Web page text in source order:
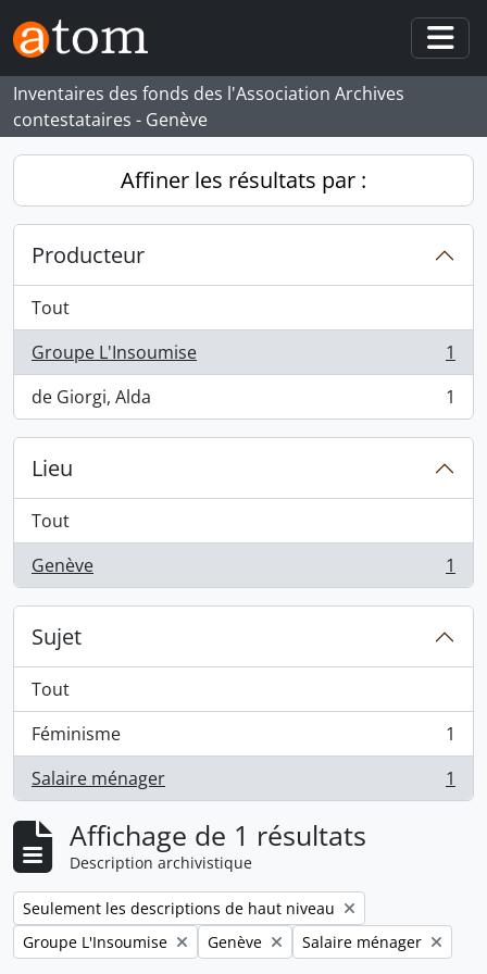
Skip to main content
Inventaires des fonds des l'Association Archives
contestataires - Genève
Affiner les résultats par :
Producteur
Tout
Groupe L'Insoumise
, 1 résultats
1
de Giorgi, Alda
, 1 résultats 1
Lieu
Tout
Genève
, 1 résultats 1
Sujet
Tout
Féminisme
, 1 résultats
1
Salaire ménager
, 1 résultats 1
Affichage de 1 résultats
Description archivistique
Remove filter:
Seulement les descriptions de haut niveau
Remove filter:
Groupe L'Insoumise Remove filter:
Genève Remove filter:
Salaire ménager